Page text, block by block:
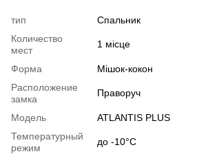
тип
Спальник
Количество
мест
1 місце
Форма
Мішок-кокон
Расположение
замка
Праворуч
Модель
ATLANTIS PLUS
Температурный
режим
до -10°С